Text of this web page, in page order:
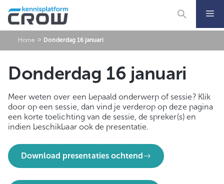
naar
de
Home > Donderdag 16 januari
Donderdag 16 januari
Meer weten over een bepaald onderwerp of sessie? Klik
door op een sessie, dan vind je verderop op deze pagina
een korte toelichting van de sessie, de spreker(s) en
indien beschikbaar ook de presentatie.
Download presentaties ochtend